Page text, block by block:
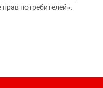
потребителей».